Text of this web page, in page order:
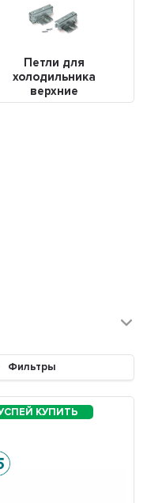
Петли для
холодильника
верхние
Фильтры